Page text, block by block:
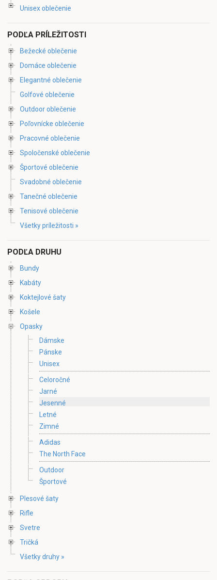
Unisex oblečenie
PODĽA PRÍLEŽITOSTI
Bežecké oblečenie
Domáce oblečenie
Elegantné oblečenie
Golfové oblečenie
Outdoor oblečenie
Poľovnícke oblečenie
Pracovné oblečenie
Spoločenské oblečenie
Športové oblečenie
Svadobné oblečenie
Tanečné oblečenie
Tenisové oblečenie
Všetky príležitosti »
PODĽA DRUHU
Bundy
Kabáty
Koktejlové šaty
Košele
Opasky
Dámske
Pánske
Unisex
Celoročné
Jarné
Jesenné
Letné
Zimné
Adidas
The North Face
Outdoor
Športové
Plesové šaty
Rifle
Svetre
Tričká
Všetky druhy »